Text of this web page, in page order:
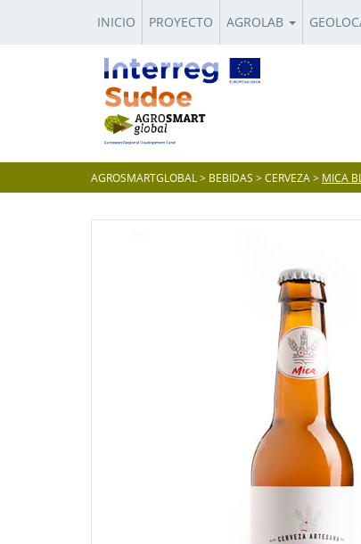
INICIO PROYECTO AGROLAB
AGROSMARTGLOBAL > BEBIDAS >CERVEZA > MICA